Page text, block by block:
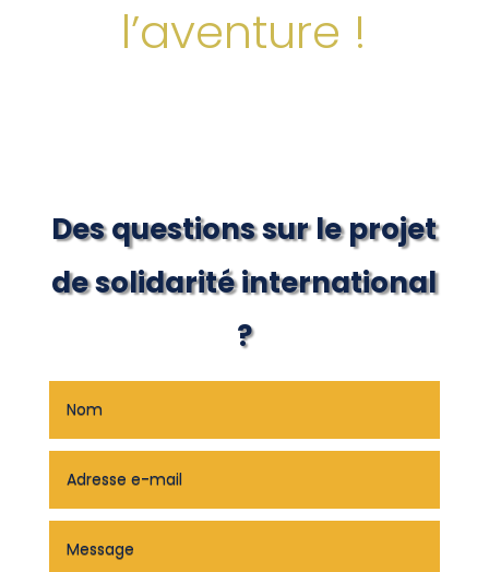
l’aventure !
Des questions sur le projet
de solidarité international
?